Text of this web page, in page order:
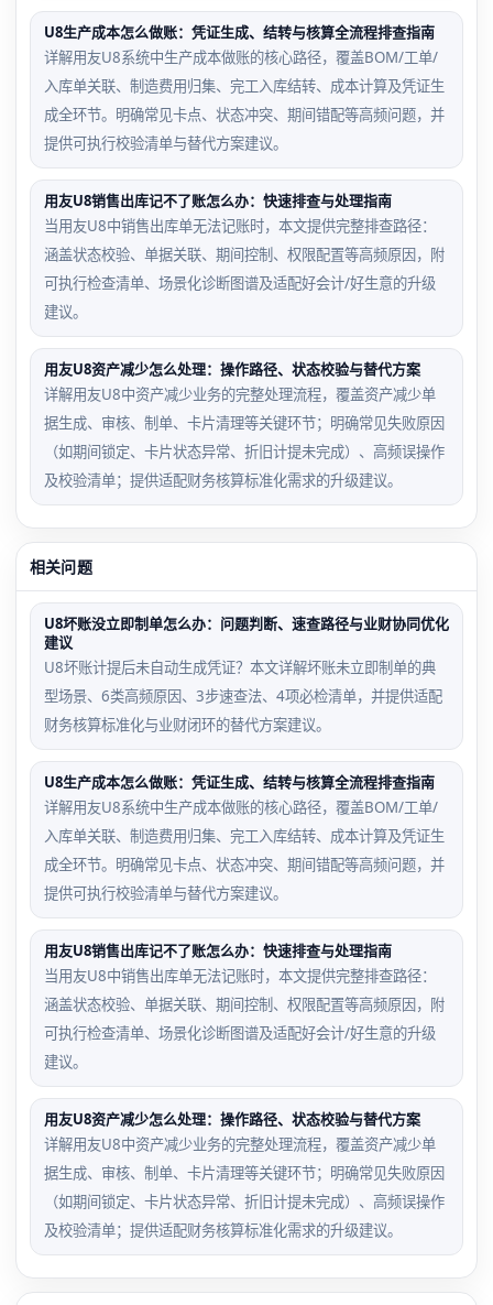
U8生产成本怎么做账：凭证生成、结转与核算全流程排查指南
详解用友U8系统中生产成本做账的核心路径，覆盖BOM/工单/
入库单关联、制造费用归集、完工入库结转、成本计算及凭证生
成全环节。明确常见卡点、状态冲突、期间错配等高频问题，并
提供可执行校验清单与替代方案建议。
用友U8销售出库记不了账怎么办：快速排查与处理指南
当用友U8中销售出库单无法记账时，本文提供完整排查路径：
涵盖状态校验、单据关联、期间控制、权限配置等高频原因，附
可执行检查清单、场景化诊断图谱及适配好会计/好生意的升级
建议。
用友U8资产减少怎么处理：操作路径、状态校验与替代方案
详解用友U8中资产减少业务的完整处理流程，覆盖资产减少单
据生成、审核、制单、卡片清理等关键环节；明确常见失败原因
（如期间锁定、卡片状态异常、折旧计提未完成）、高频误操作
及校验清单；提供适配财务核算标准化需求的升级建议。
相关问题
U8坏账没立即制单怎么办：问题判断、速查路径与业财协同优化
建议
U8坏账计提后未自动生成凭证？本文详解坏账未立即制单的典
型场景、6类高频原因、3步速查法、4项必检清单，并提供适配
财务核算标准化与业财闭环的替代方案建议。
U8生产成本怎么做账：凭证生成、结转与核算全流程排查指南
详解用友U8系统中生产成本做账的核心路径，覆盖BOM/工单/
入库单关联、制造费用归集、完工入库结转、成本计算及凭证生
成全环节。明确常见卡点、状态冲突、期间错配等高频问题，并
提供可执行校验清单与替代方案建议。
用友U8销售出库记不了账怎么办：快速排查与处理指南
当用友U8中销售出库单无法记账时，本文提供完整排查路径：
涵盖状态校验、单据关联、期间控制、权限配置等高频原因，附
可执行检查清单、场景化诊断图谱及适配好会计/好生意的升级
建议。
用友U8资产减少怎么处理：操作路径、状态校验与替代方案
详解用友U8中资产减少业务的完整处理流程，覆盖资产减少单
据生成、审核、制单、卡片清理等关键环节；明确常见失败原因
（如期间锁定、卡片状态异常、折旧计提未完成）、高频误操作
及校验清单；提供适配财务核算标准化需求的升级建议。